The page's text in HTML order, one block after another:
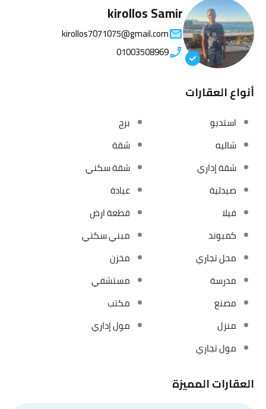
kirollos Samir
kirollos7071075@gmail.com
01003508969
أنواع العقارات
استديو
برج
شاليه
شقة
شقة إداري
شقة سكني
صيدلية
عيادة
فيلا
قطعة ارض
كمبوند
مبني سكني
محل تجاري
مخزن
مدرسة
مستشفي
مصنع
مكتب
منزل
مول إداري
مول تجاري
العقارات المميزة